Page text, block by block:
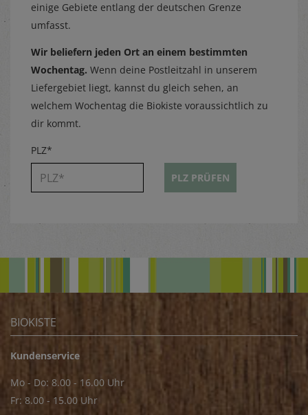
einige Gebiete entlang der deutschen Grenze
umfasst.
Wir beliefern jeden Ort an einem bestimmten
Wochentag. Wenn deine Postleitzahl in unserem
Liefergebiet liegt, kannst du gleich sehen, an
welchem Wochentag die Biokiste voraussichtlich zu
dir kommt.
PLZ*
PLZ PRÜFEN
BIOKISTE
Kundenservice
Mo - Do: 8.00 - 16.00 Uhr
Fr: 8.00 - 15.00 Uhr